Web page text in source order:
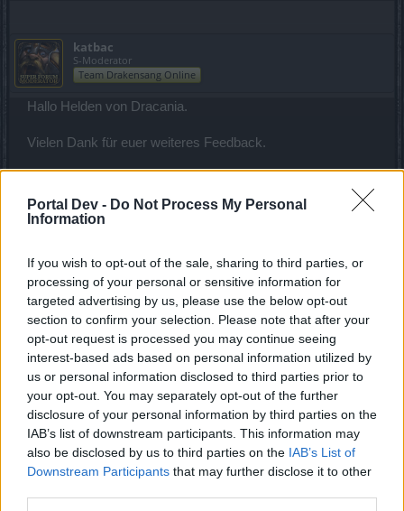
Portal Dev - Do Not Process My Personal
Information
If you wish to opt-out of the sale, sharing to third parties, or
processing of your personal or sensitive information for
targeted advertising by us, please use the below opt-out
section to confirm your selection. Please note that after your
opt-out request is processed you may continue seeing
interest-based ads based on personal information utilized by
us or personal information disclosed to third parties prior to
your opt-out. You may separately opt-out of the further
disclosure of your personal information by third parties on the
IAB’s list of downstream participants. This information may
also be disclosed by us to third parties on the IAB’s List of
Downstream Participants that may further disclose it to other
katbac
S-Moderator
Team Drakensang Online
Hallo Helden von Dracania.
Vielen Dank für euer weiteres Feedback.
Zitat von .-BadBoy-.:↑
Sie haben. Die Bosse in den skalierenden Dungeons sind
wieder einfacher zu besiegen.
@ Remolux
Zitat von Remolux:↑
Macht die ZW-Bosse mal wieder schlagbar Ihr habt es versprochen
mit dem Teil 2 wird das wieder korrigiert nur steht nix davon in der
Ankündigung !!
Das trifft so nicht zu. In der Ankündigung heißt es...